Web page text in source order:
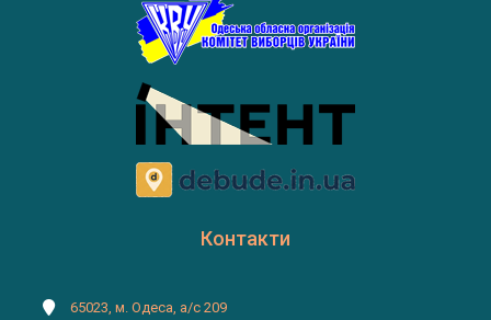
Контакти
65023, м. Одеса, а/с 209